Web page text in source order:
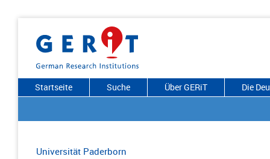
Startseite Suche Über GERiT Die
Universität Paderborn